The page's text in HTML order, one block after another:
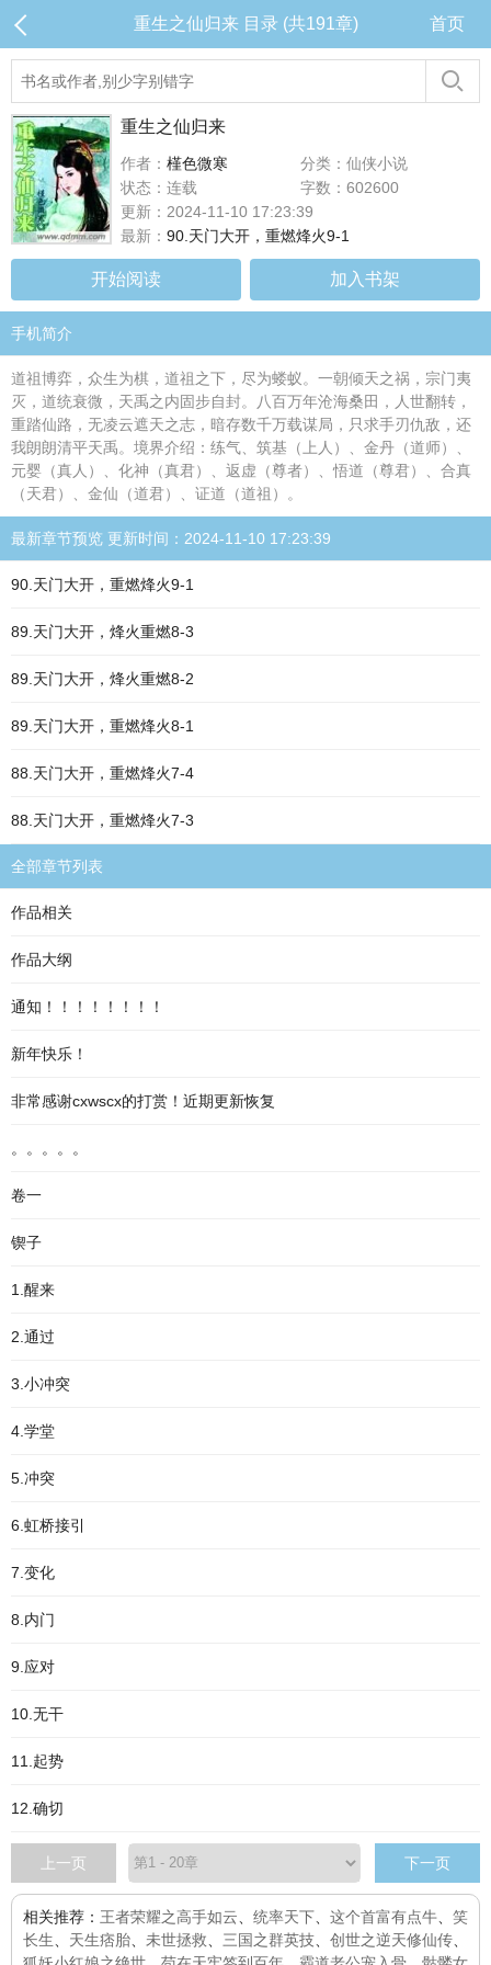
重生之仙归来 目录 (共191章) 首页
重生之仙归来
作者： 槿色微寒
分类：仙侠小说
状态：连载
字数：602600
更新：2024-11-10 17:23:39
最新： 90.天门大开，重燃烽火9-1
开始阅读 加入书架
手机简介
道祖博弈，众生为棋，道祖之下，尽为蝼蚁。一朝倾天之祸，宗门夷
灭，道统衰微，天禹之内固步自封。八百万年沧海桑田，人世翻转，
重踏仙路，无凌云遮天之志，暗存数千万载谋局，只求手刃仇敌，还
我朗朗清平天禹。境界介绍：练气、筑基（上人）、金丹（道师）、
元婴（真人）、化神（真君）、返虚（尊者）、悟道（尊君）、合真
（天君）、金仙（道君）、证道（道祖）。
最新章节预览 更新时间：2024-11-10 17:23:39
90.天门大开，重燃烽火9-1
89.天门大开，烽火重燃8-3
89.天门大开，烽火重燃8-2
89.天门大开，重燃烽火8-1
88.天门大开，重燃烽火7-4
88.天门大开，重燃烽火7-3
全部章节列表
作品相关
作品大纲
通知！！！！！！！！
新年快乐！
非常感谢cxwscx的打赏！近期更新恢复
。。。。。
卷一
锲子
1.醒来
2.通过
3.小冲突
4.学堂
5.冲突
6.虹桥接引
7.变化
8.内门
9.应对
10.无干
11.起势
12.确切
上一页 下一页
相关推荐： 王者荣耀之高手如云 统率天下 这个首富有点牛
笑
长生
天生痞胎 未世拯救 三国之群英技 创世之逆天修仙传